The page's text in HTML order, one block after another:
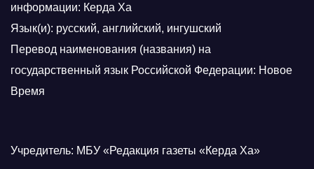
информации: Керда Ха
Язык(и): русский, английский, ингушский
Перевод наименования (названия) на
государственный язык Российской Федерации: Новое
Время
Учредитель: МБУ «Редакция газеты «Керда Ха»